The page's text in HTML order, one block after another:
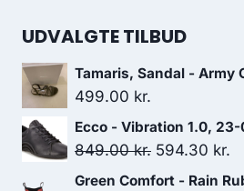
UDVALGTE TILBUD
Tamaris, Sandal - Army
499.00 kr.
Ecco - Vibration 1.0,
849.00kr. Den
oprindelige
594.30 kr.
Green Comfort - Rain